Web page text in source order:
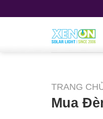
TRANG
Mua